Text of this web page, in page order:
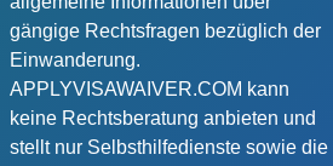
gängige Rechtsfragen bezüglich der
Einwanderung.
APPLYVISAWAIVER.COM kann
keine Rechtsberatung anbieten und
stellt nur Selbsthilfedienste sowie die